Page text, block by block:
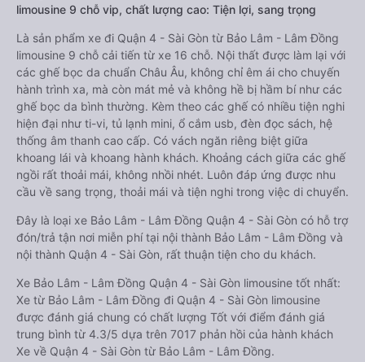
limousine 9 chỗ vip, chất lượng cao: Tiện lợi, sang trọng
Là sản phẩm xe đi Quận 4 - Sài Gòn từ Bảo Lâm - Lâm Đồng
limousine 9 chỗ cải tiến từ xe 16 chỗ. Nội thất được làm lại với
các ghế bọc da chuẩn Châu Âu, không chỉ êm ái cho chuyến
hành trình xa, mà còn mát mẻ và không hề bị hầm bí như các
ghế bọc da bình thường. Kèm theo các ghế có nhiều tiện nghi
hiện đại như ti-vi, tủ lạnh mini, ổ cắm usb, đèn đọc sách, hệ
thống âm thanh cao cấp. Có vách ngăn riêng biệt giữa
khoang lái và khoang hành khách. Khoảng cách giữa các ghế
ngồi rất thoải mái, không nhồi nhét. Luôn đáp ứng được nhu
cầu về sang trọng, thoải mái và tiện nghi trong việc di chuyển.
Đây là loại xe Bảo Lâm - Lâm Đồng Quận 4 - Sài Gòn có hỗ trợ
đón/trả tận nơi miễn phí tại nội thành Bảo Lâm - Lâm Đồng và
nội thành Quận 4 - Sài Gòn, rất thuận tiện cho du khách.
Xe Bảo Lâm - Lâm Đồng Quận 4 - Sài Gòn limousine tốt nhất:
Xe từ Bảo Lâm - Lâm Đồng đi Quận 4 - Sài Gòn limousine
được đánh giá chung có chất lượng Tốt với điểm đánh giá
trung bình từ 4.3/5 dựa trên 7017 phản hồi của hành khách
Xe về Quận 4 - Sài Gòn từ Bảo Lâm - Lâm Đồng.